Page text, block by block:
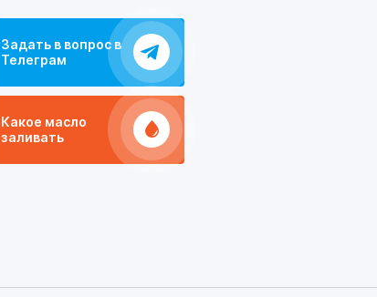
Задать в вопрос в
Телеграм
Какое масло
заливать